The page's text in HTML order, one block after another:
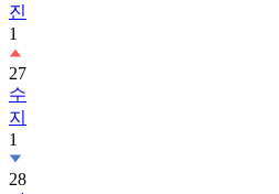
진
1
27
수
지
1
28